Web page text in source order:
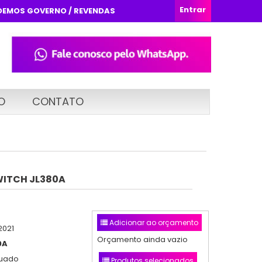
Entrar
GOVERNO / REVENDAS
CONTATO
JL380A
Adicionar ao orçamento
Orçamento ainda vazio